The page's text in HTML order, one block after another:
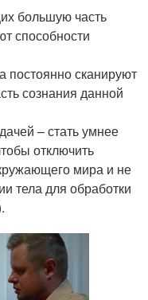
большую часть
способности
постоянно сканируют
сознания данной
– стать умнее
отключить
мира и не
тела для обработки